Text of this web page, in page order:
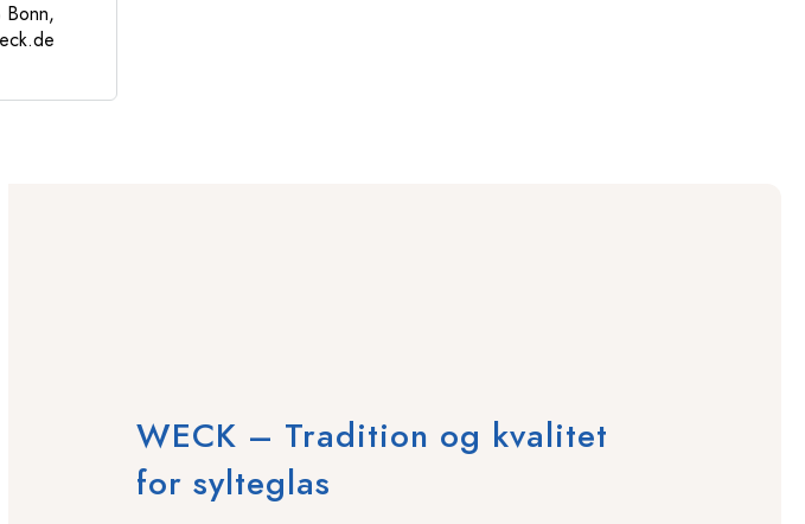
WECK – Tradition og kvalitet
for sylteglas